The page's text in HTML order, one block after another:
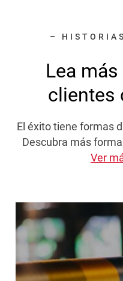
–
Lea
clientes
El éxito tiene formas
Descubra más
Ver